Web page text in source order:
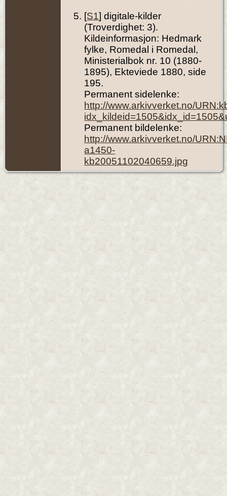
[S1] digitale-kilder
(Troverdighet: 3).
Kildeinformasjon: Hedmark
fylke, Romedal i Romedal,
Ministerialbok nr. 10 (1880-
1895), Ekteviede 1880, side
195.
Permanent sidelenke:
http://www.arkivverket.no/
Permanent bildelenke:
http://www.arkivverket.no/
a1450-
kb20051102040659.jpg